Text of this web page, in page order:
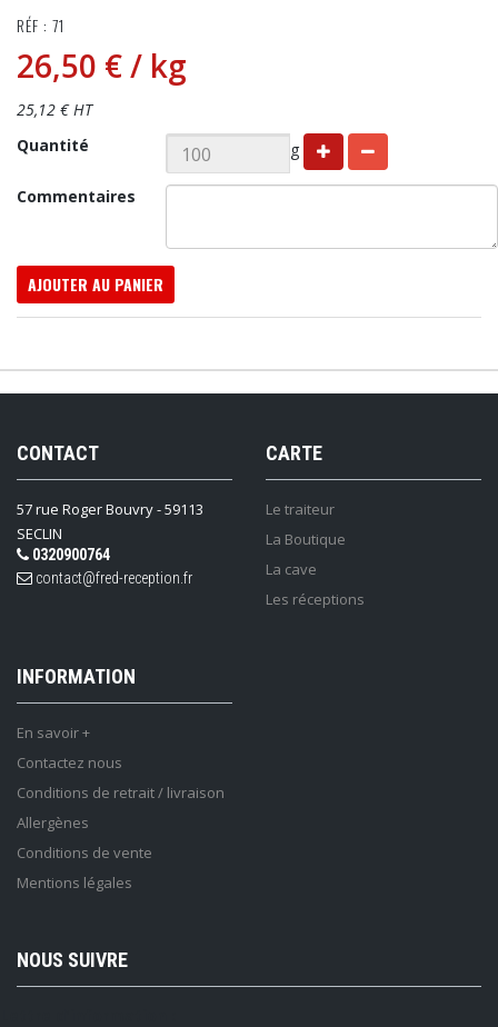
RÉF : 71
26,50 €/ kg
25,12 € HT
Quantité
g
Commentaires
AJOUTER AU PANIER
CONTACT
57 rue Roger Bouvry - 59113
SECLIN
0320900764
contact@fred-reception.fr
CARTE
Le traiteur
La Boutique
La cave
Les réceptions
INFORMATION
En savoir +
Contactez nous
Conditions de retrait / livraison
Allergènes
Conditions de vente
Mentions légales
NOUS SUIVRE